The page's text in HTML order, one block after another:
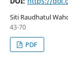
Siti Raudhatul
43-70
PDF